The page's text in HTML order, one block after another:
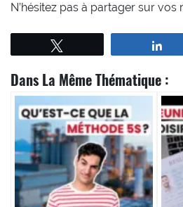
N’hésitez pas à partager sur vos
Dans La Même Thématique :